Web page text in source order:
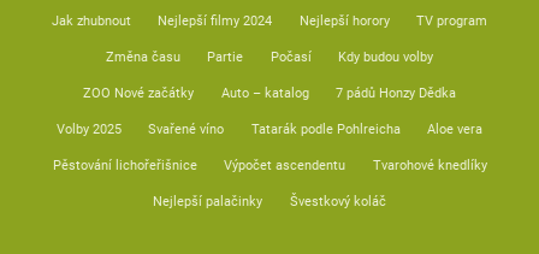
Jak zhubnout Nejlepší filmy 2024 Nejlepší horory TV program
Změna času Partie Počasí Kdy budou volby
ZOO Nové začátky Auto – katalog 7 pádů Honzy Dědka
Volby 2025 Svařené víno Tatarák podle Pohlreicha Aloe vera
Pěstování lichořeřišnice Výpočet ascendentu Tvarohové knedlíky
Nejlepší palačinky Švestkový koláč